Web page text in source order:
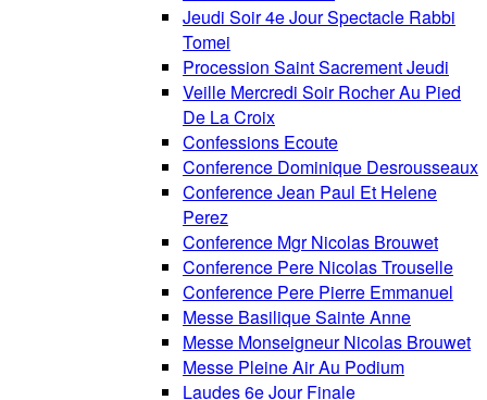
Jeudi Soir 4e Jour Spectacle Rabbi
Tomei
Procession Saint Sacrement Jeudi
Veille Mercredi Soir Rocher Au Pied
De La Croix
Confessions Ecoute
Conference Dominique Desrousseaux
Conference Jean Paul Et Helene
Perez
Conference Mgr Nicolas Brouwet
Conference Pere Nicolas Trouselle
Conference Pere Pierre Emmanuel
Messe Basilique Sainte Anne
Messe Monseigneur Nicolas Brouwet
Messe Pleine Air Au Podium
Laudes 6e Jour Finale